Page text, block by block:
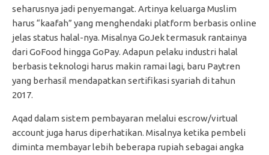
seharusnya jadi penyemangat. Artinya keluarga Muslim
harus “kaafah” yang menghendaki platform berbasis online
jelas status halal-nya. Misalnya GoJek termasuk rantainya
dari GoFood hingga GoPay. Adapun pelaku industri halal
berbasis teknologi harus makin ramai lagi, baru Paytren
yang berhasil mendapatkan sertifikasi syariah di tahun
2017.
Aqad dalam sistem pembayaran melalui escrow/virtual
account juga harus diperhatikan. Misalnya ketika pembeli
diminta membayar lebih beberapa rupiah sebagai angka